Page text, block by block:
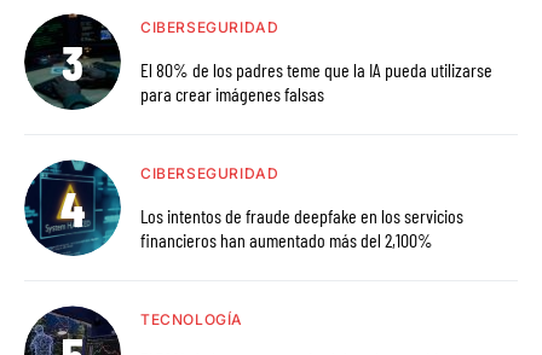
CIBERSEGURIDAD
El 80% de los padres teme que la IA pueda utilizarse
para crear imágenes falsas
CIBERSEGURIDAD
Los intentos de fraude deepfake en los servicios
financieros han aumentado más del 2,100%
TECNOLOGÍA